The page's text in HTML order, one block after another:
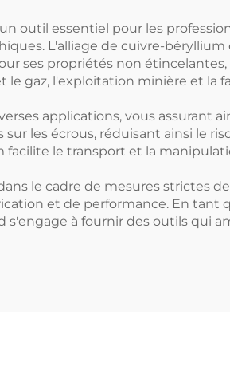
outil essentiel pour les
L'alliage de cuivre-
ses propriétés non
le gaz, l'exploitation minière et
applications, vous assurant
les écrous, réduisant ainsi le
facilite le transport et la
le cadre de mesures strictes
et de performance. En tant
à fournir des outils qui